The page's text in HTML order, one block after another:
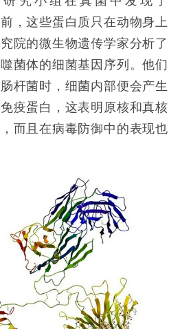
，这些蛋白质只在动物身上
院的微生物遗传学家分析了
菌体的细菌基因序列。他们
杆菌时，细菌内部便会产生
疫蛋白，这表明原核和真核
而且在病毒防御中的表现也